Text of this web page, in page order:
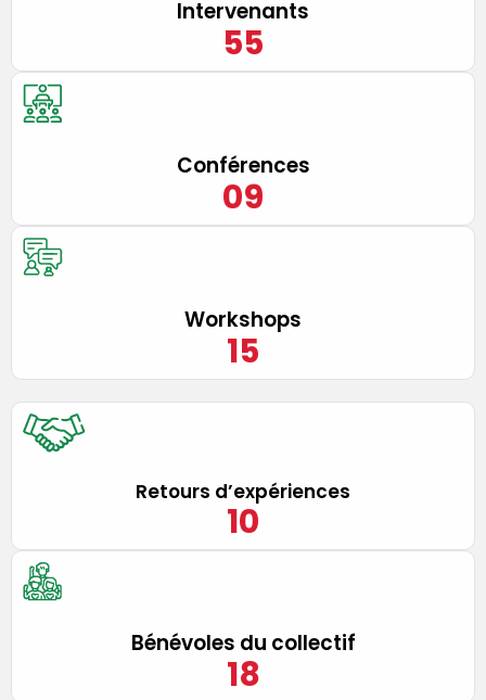
Intervenants
55
Conférences
09
Workshops
15
Retours d’expériences
10
Bénévoles du collectif
18